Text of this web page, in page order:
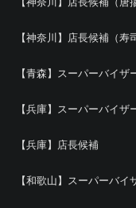
【神奈川】店長候補（寿
【青森】スーパーバイ
【兵庫】スーパーバイ
【兵庫】店長候補
【和歌山】スーパーバ